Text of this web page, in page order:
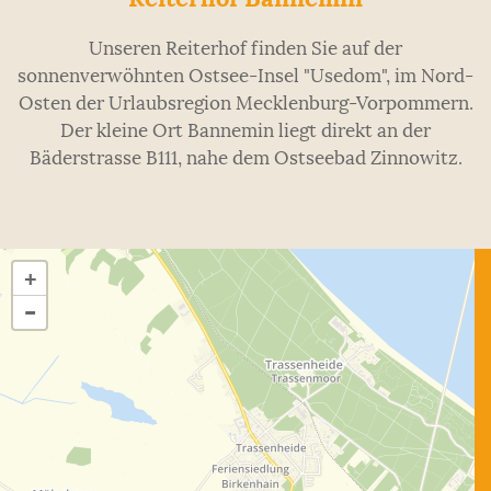
Unseren Reiterhof finden Sie auf der
sonnenverwöhnten Ostsee-Insel "Usedom", im Nord-
Osten der Urlaubsregion Mecklenburg-Vorpommern.
Der kleine Ort Bannemin liegt direkt an der
Bäderstrasse B111, nahe dem Ostseebad Zinnowitz.
+
-